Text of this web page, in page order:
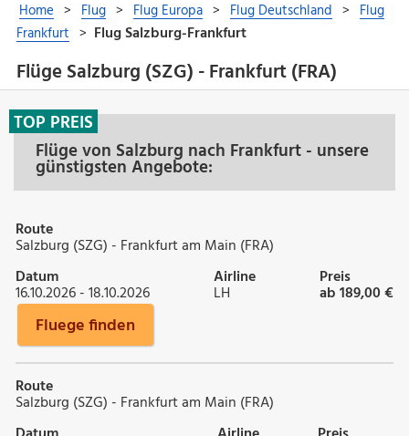
Flüge Salzburg (SZG) - Frankfurt (FRA)
Flüge von Salzburg nach Frankfurt - unsere
günstigsten Angebote:
TOP PREIS
Route
Salzburg (SZG) - Frankfurt am Main (FRA)
Datum
16.10.2026 - 18.10.2026
Airline
LH
Preis
ab 189,00 €
Fluege finden
Route
Salzburg (SZG) - Frankfurt am Main (FRA)